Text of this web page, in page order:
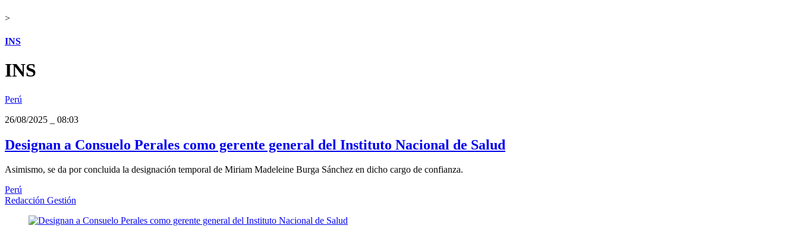
>
INS
INS
Perú
26/08/2025
08:03
Designan a Consuelo Perales como gerente general del Instituto Nacional de Salud
Asimismo, se da por concluida la designación temporal de Miriam Madeleine Burga Sánchez en dicho cargo de confianza.
Perú
Redacción Gestión